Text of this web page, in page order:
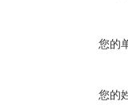
您的
您的